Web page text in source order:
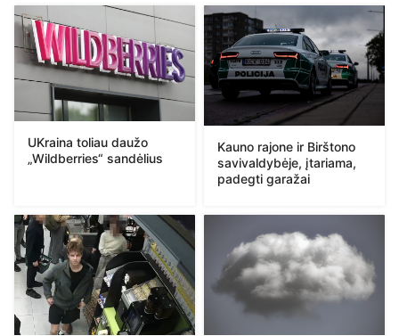
UKraina toliau daužo
„Wildberries“ sandėlius
Kauno rajone ir Birštono
savivaldybėje, įtariama,
padegti garažai